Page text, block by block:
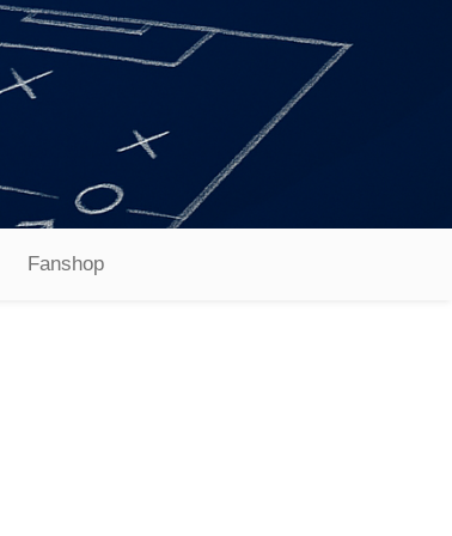
Fanshop